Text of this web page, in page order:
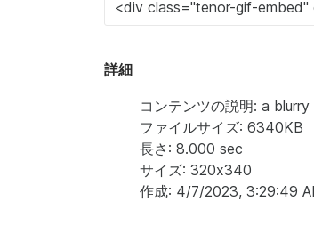
詳細
コンテンツの説明: a
ファイルサイズ: 6340KB
長さ: 8.000 sec
サイズ: 320x340
作成: 4/7/2023, 3:29:49